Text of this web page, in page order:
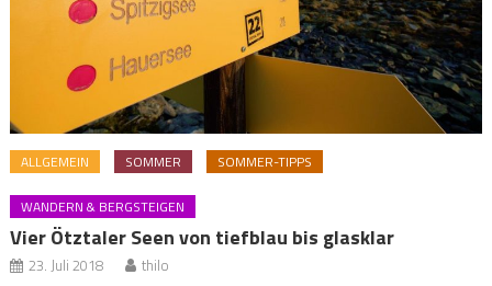
ALLGEMEIN SOMMER SOMMER-TIPPS
WANDERN & BERGSTEIGEN
Vier Ötztaler Seen von tiefblau bis glasklar
23. Juli 2018 thilo